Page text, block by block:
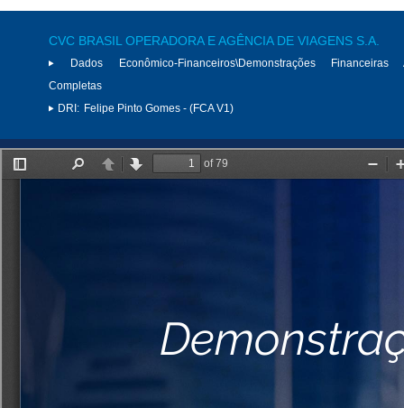
CVC BRASIL OPERADORA E AGÊNCIA DE VIAGENS S.A.
Dados Econômico-Financeiros\Demonstrações Financeiras
Completas
DRI: Felipe Pinto Gomes - (FCA V1)